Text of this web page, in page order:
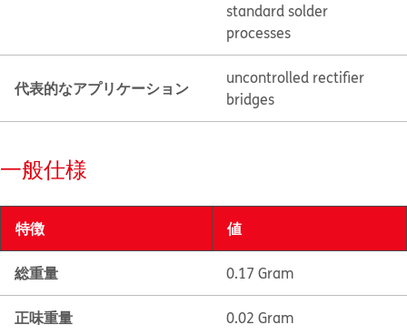
standard solder
processes
代表的なアプリケーション
uncontrolled rectifier
bridges
一般仕様
特徴 値
総重量 0.17 Gram
正味重量 0.02 Gram